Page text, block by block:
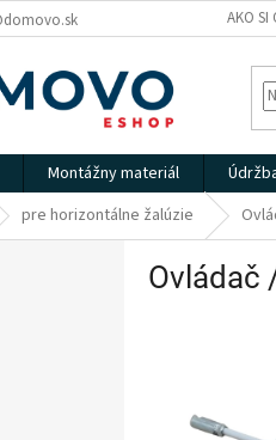
AKO SI
Montážny materiál
pre horizontálne žalúzie
Ovládač